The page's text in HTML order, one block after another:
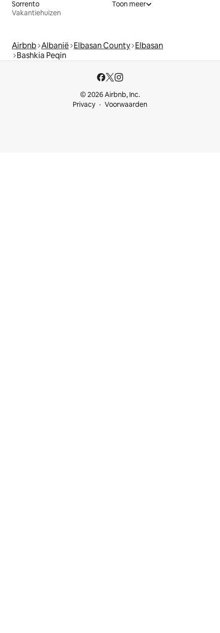
Sorrento
Vakantiehuizen
Toon meer
Airbnb Albanië Elbasan County Elbasan
Bashkia Peqin
© 2026 Airbnb, Inc.
Privacy
Voorwaarden